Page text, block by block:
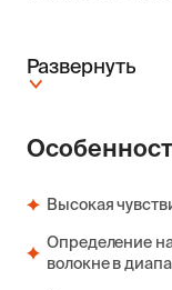
Развернуть
Высокая
Определение
волокне в